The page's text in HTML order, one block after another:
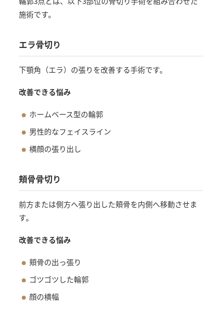
施術です。
エラ骨切り
下顎角（エラ）の張りを改善する手術です。
改善できる悩み
ホームベース型の輪郭
男性的なフェイスライン
横顔の張り出し
頬骨骨切り
前方または側方へ張り出した頬骨を内側へ移動させま
す。
改善できる悩み
頬骨の出っ張り
ゴツゴツした輪郭
顔の横幅